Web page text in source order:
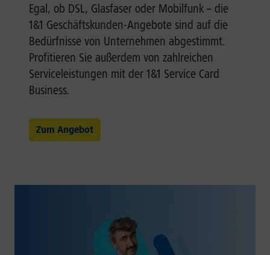
Egal, ob DSL, Glasfaser oder Mobilfunk – die
1&1 Geschäftskunden-Angebote sind auf die
Bedürfnisse von Unternehmen abgestimmt.
Profitieren Sie außerdem von zahlreichen
Serviceleistungen mit der 1&1 Service Card
Business.
Zum Angebot